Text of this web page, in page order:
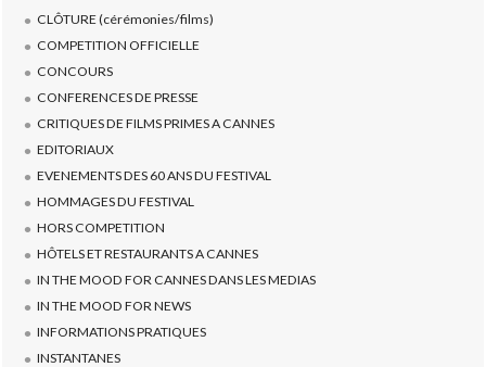
CLÔTURE (cérémonies/films)
COMPETITION OFFICIELLE
CONCOURS
CONFERENCES DE PRESSE
CRITIQUES DE FILMS PRIMES A CANNES
EDITORIAUX
EVENEMENTS DES 60 ANS DU FESTIVAL
HOMMAGES DU FESTIVAL
HORS COMPETITION
HÔTELS ET RESTAURANTS A CANNES
IN THE MOOD FOR CANNES DANS LES MEDIAS
IN THE MOOD FOR NEWS
INFORMATIONS PRATIQUES
INSTANTANES